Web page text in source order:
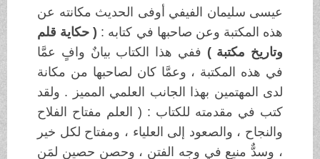
عيسى سليمان الفيفي أوفى الحديث مكانته عن
هذه المكتبة وعن صاحبها في كتابه :( حكاية قلم
وتاريخ مكتبة )ففي هذا الكتاب بيانٌ وافٍ عمَّا
في هذه المكتبة ، وعمَّا كان لصاحبها من مكانة
لدى المهتمين بهذا الجانب العلمي المميز . ولقد
كتب في مقدمته للكتاب : ( العلم مفتاح الفلاح
والنجاح ، والصعود إلى العلياء ، ومفتاح لكل خير
، وسدٌّ منيع في وجه الفتن ، وحصن حصين لمَن